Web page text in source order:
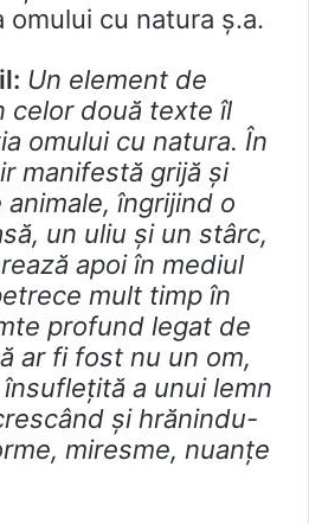
omului cu natura ș.a.
Un element de
celor două texte îl
omului cu natura. În
manifestă grijă și
îngrijind o
un uliu și un stârc,
apoi în mediul
mult timp în
profund legat de
ar fi fost nu un om,
a unui lemn
și hrănindu-
miresme, nuanțe